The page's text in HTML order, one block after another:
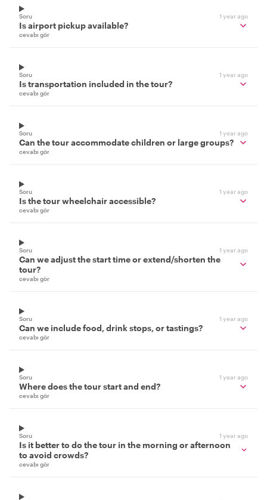
Soru 1 year ago
Is airport pickup available?
cevabı gör
Soru 1 year ago
Is transportation included in the tour?
cevabı gör
Soru 1 year ago
Can the tour accommodate children or large groups?
cevabı gör
Soru 1 year ago
Is the tour wheelchair accessible?
cevabı gör
Soru 1 year ago
Can we adjust the start time or extend/shorten the
tour?
cevabı gör
Soru 1 year ago
Can we include food, drink stops, or tastings?
cevabı gör
Soru 1 year ago
Where does the tour start and end?
cevabı gör
Soru 1 year ago
Is it better to do the tour in the morning or afternoon
to avoid crowds?
cevabı gör